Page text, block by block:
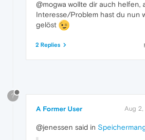
@mogwa wollte dir auch helfen,
Interesse/Problem hast du nun
gelöst
2 Replies
?
A Former User Aug 2,
@jenessen said in